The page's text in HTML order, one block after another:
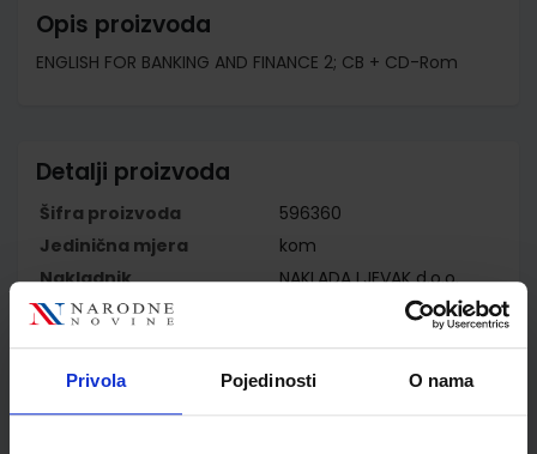
Privola Pojedinosti O nama
Opis proizvoda
ENGLISH FOR BANKING AND FINANCE 2; CB + CD-Rom
Detalji proizvoda
Šifra proizvoda
596360
Jedinična mjera
kom
Nakladnik
NAKLADA LJEVAK d.o.o.
Autor
Marjorie Rosenberg
Školski razred
10 1.RAZRED SŠ
Vrsta školske knjige
UDŽBENIK